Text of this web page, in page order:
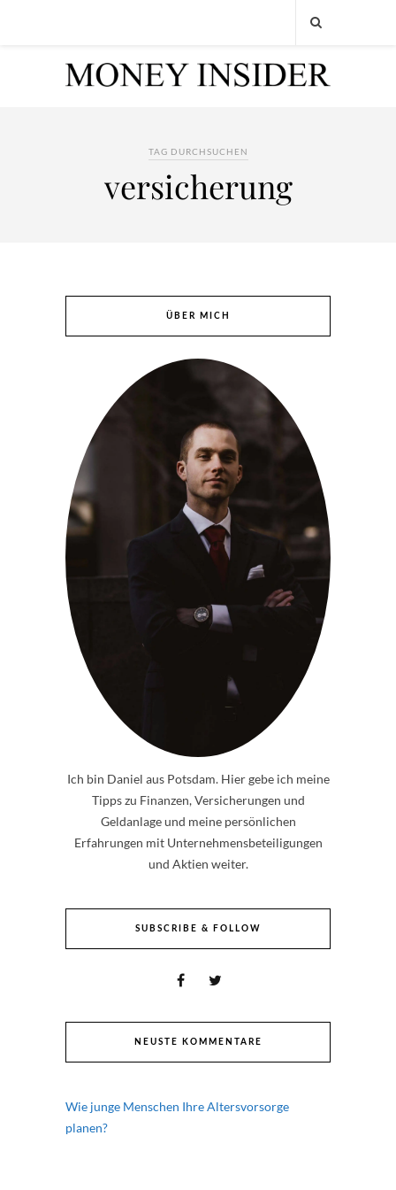
TAG DURCHSUCHEN
versicherung
ÜBER MICH
Ich bin Daniel aus Potsdam. Hier gebe ich meine
Tipps zu Finanzen, Versicherungen und
Geldanlage und meine persönlichen
Erfahrungen mit Unternehmensbeteiligungen
und Aktien weiter.
SUBSCRIBE & FOLLOW
NEUSTE KOMMENTARE
Wie junge Menschen Ihre Altersvorsorge
planen?